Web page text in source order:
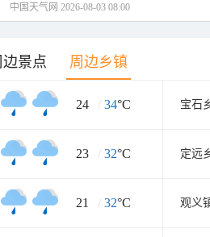
中国天气网 2026-08-03 08:00
边景点 周边乡镇
24 / 34°C 宝石
23 / 32°C 定远
21 / 32°C 观义